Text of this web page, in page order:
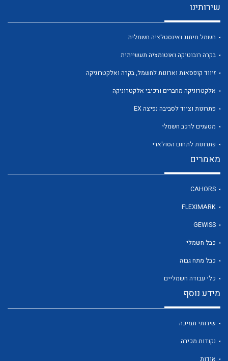
לכל מוצרי היצרן
שירותינו
חשמל מיתוג ואינסטלציה חשמלית
בקרה רובוטיקה ואוטומציה תעשייתית
זיווד קופסאות וארונות לחשמל, בקרה ואלקטרוניקה
אלקטרוניקה מחברים ורכיבי אלקטרוניקה
פתרונות וציוד לסביבה נפיצה EX
מטענים לרכב חשמלי
פתרונות לתחום הסולארי
מאמרים
CAHORS
FLEXIMARK
GEWISS
כבל חשמלי
כבל מתח גבוה
כלי עבודה חשמליים
מידע נוסף
שירותי תמיכה
נקודות מכירה
אודות